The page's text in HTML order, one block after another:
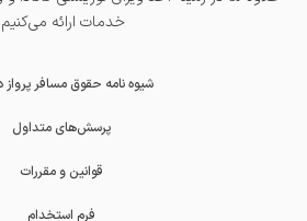
خدمات ارائه می‌کنیم.
شیوه نامه حقوق مسافر پرواز
پرسش‌های متداول
قوانین و مقررات
فرم استخدام